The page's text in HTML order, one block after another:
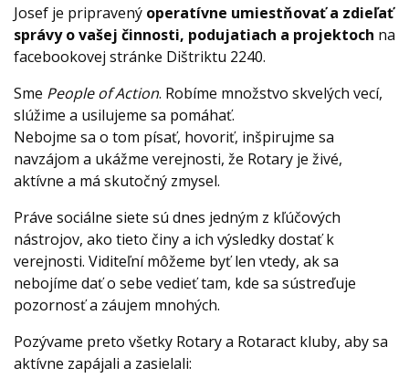
Josef je pripravený operatívne umiestňovať a zdieľať
správy o vašej činnosti, podujatiach a projektoch na
facebookovej stránke Dištriktu 2240.
Sme People of Action. Robíme množstvo skvelých vecí,
slúžime a usilujeme sa pomáhať.
Nebojme sa o tom písať, hovoriť, inšpirujme sa
navzájom a ukážme verejnosti, že Rotary je živé,
aktívne a má skutočný zmysel.
Práve sociálne siete sú dnes jedným z kľúčových
nástrojov, ako tieto činy a ich výsledky dostať k
verejnosti. Viditeľní môžeme byť len vtedy, ak sa
nebojíme dať o sebe vedieť tam, kde sa sústreďuje
pozornosť a záujem mnohých.
Pozývame preto všetky Rotary a Rotaract kluby, aby sa
aktívne zapájali a zasielali: